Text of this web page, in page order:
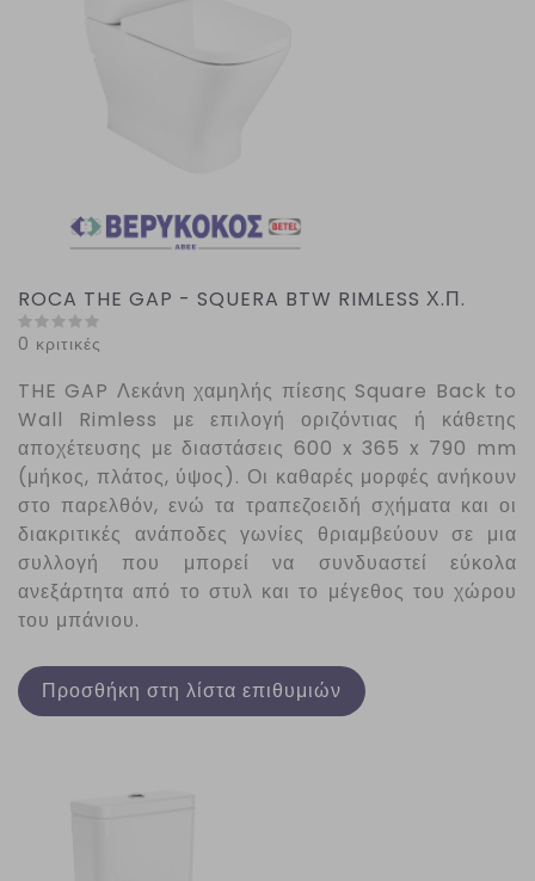
ROCA THE GAP - SQUERA BTW RIMLESS Χ.Π.
0 κριτικές
THE GAP Λεκάνη χαμηλής πίεσης Square Back to
Wall
Rimless
με επιλογή οριζόντιας ή κάθετης
αποχέτευσης με διαστάσεις 600 x 365 x 790 mm
(μήκος, πλάτος, ύψος). Οι καθαρές μορφές ανήκουν
στο παρελθόν, ενώ τα τραπεζοειδή σχήματα και οι
διακριτικές ανάποδες γωνίες θριαμβεύουν σε μια
συλλογή που μπορεί να συνδυαστεί εύκολα
ανεξάρτητα από το στυλ και το μέγεθος του χώρου
του μπάνιου.
Προσθήκη στη λίστα επιθυμιών